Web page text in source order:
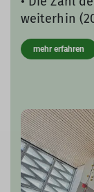
weiterhin
mehr erfahren